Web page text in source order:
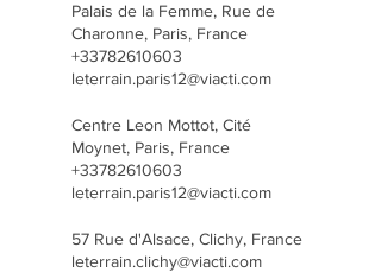
Palais de la Femme, Rue de
Charonne, Paris, France
+33782610603
leterrain.paris12@viacti.com
Centre Leon Mottot, Cité
Moynet, Paris, France
+33782610603
leterrain.paris12@viacti.com
57 Rue d'Alsace, Clichy, France
leterrain.clichy@viacti.com